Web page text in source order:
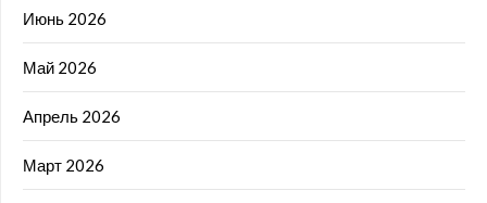
Июнь 2026
Май 2026
Апрель 2026
Март 2026